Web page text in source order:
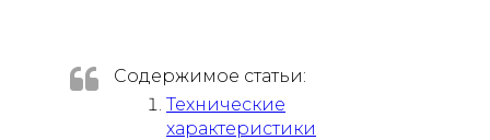
Содержимое статьи:
Технические
характеристики